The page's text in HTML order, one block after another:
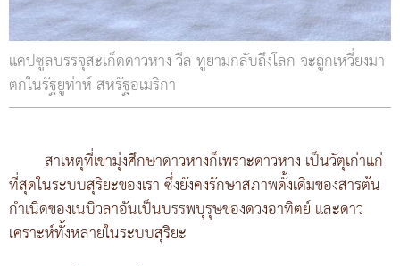
แคปซูลบรรจุสะเก็ดดาวหาง วีล-ทูยามกลับถึงโลก จะถูกเหวี่ยงมา
ตกในรัฐยูท่าห์ สหรัฐอเมริกา
สาเหตุที่เขามุ่งศึกษาดาวหางก็เพราะดาวหาง เป็นวัตุเก่าแก่
ที่สุดในระบบสุริยะของเรา ซึ่งยังคงรักษาสภาพดั้งเดิมของสารต้น
กำเนิดของเนบิวลาอันเป็นบรรพบุรุษของดวงอาทิตย์ และดาว
เคราะห์ทั้งหลายในระบบสุริยะ